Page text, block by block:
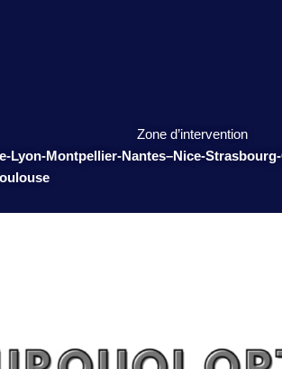
Zone d’intervention
Lyon-Montpellier-Nantes–Nice-Strasbourg-